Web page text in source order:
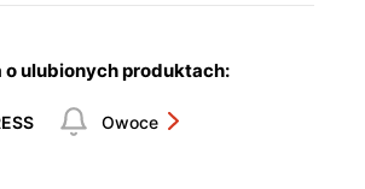
o ulubionych produktach:
Owoce